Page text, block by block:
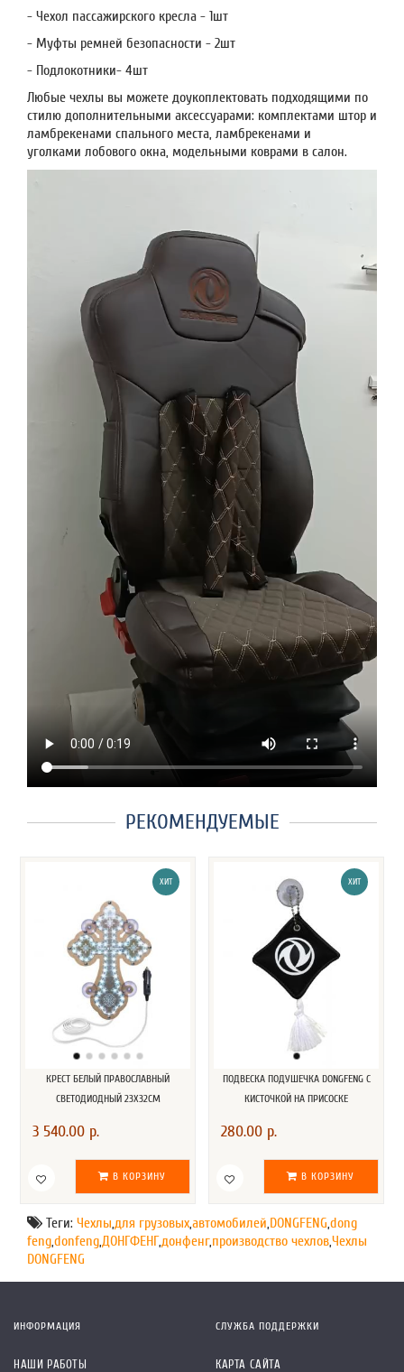
- Чехол пассажирского кресла - 1шт
- Муфты ремней безопасности - 2шт
- Подлокотники- 4шт
Любые чехлы вы можете доукоплектовать подходящими по
стилю дополнительными аксессуарами: комплектами штор и
ламбрекенами спального места, ламбрекенами и
уголками лобового окна, модельными коврами в салон.
РЕКОМЕНДУЕМЫЕ
ХИТ
КРЕСТ БЕЛЫЙ ПРАВОСЛАВНЫЙ
СВЕТОДИОДНЫЙ 23Х32СМ
3 540.00 р.
В КОРЗИНУ
ХИТ
ПОДВЕСКА ПОДУШЕЧКА DONGFENG С
КИСТОЧКОЙ НА ПРИСОСКЕ
280.00 р.
В КОРЗИНУ
Теги: Чехлы,для грузовых,автомобилей,DONGFENG,dong
feng,donfeng,ДОНГФЕНГ,донфенг,производство чехлов,Чехлы
DONGFENG
ИНФОРМАЦИЯ
НАШИ РАБОТЫ
СЛУЖБА ПОДДЕРЖКИ
КАРТА САЙТА